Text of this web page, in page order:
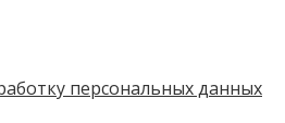
персональных данных